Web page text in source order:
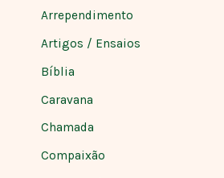
Arrependimento
Artigos / Ensaios
Bíblia
Caravana
Chamada
Compaixão